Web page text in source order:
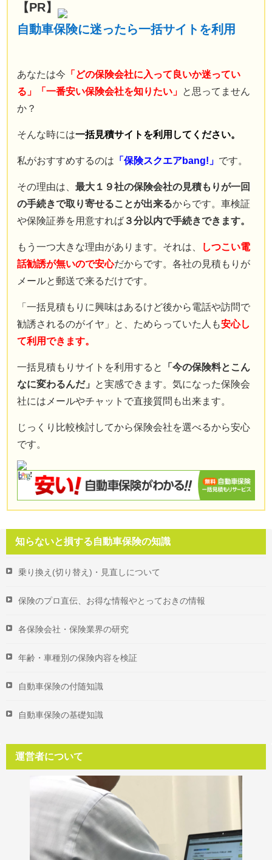
【PR】
自動車保険に迷ったら一括サイトを利用
あなたは今 「どの保険会社に入って良いか迷ってい
る」「一番安い保険会社を知りたい」 と思ってません
か？
そんな時には一括見積サイトを利用してください。
私がおすすめするのは 「保険スクエアbang!」 です。
その理由は、最大１９社の保険会社の見積もりが一回
の手続きで取り寄せることが出来るからです。車検証
や保険証券を用意すれば ３分以内で手続きできます。
もう一つ大きな理由があります。それは、
しつこい電
話勧誘が無いので安心だからです。各社の見積もりが
メールと郵送で来るだけです。
「一括見積もりに興味はあるけど後から電話や訪問で
勧誘されるのがイヤ」と、ためらっていた人も安心し
て利用できます。
一括見積もりサイトを利用すると
「今の保険料とこん
なに変わるんだ」
と実感できます。気になった保険会
社にはメールやチャットで直接質問も出来ます。
じっくり比較検討してから保険会社を選べるから安心
です。
知らないと損する自動車保険の知識
乗り換え(切り替え)・見直しについて
保険のプロ直伝、お得な情報やとっておきの情報
各保険会社・保険業界の研究
年齢・車種別の保険内容を検証
自動車保険の付随知識
自動車保険の基礎知識
運営者について